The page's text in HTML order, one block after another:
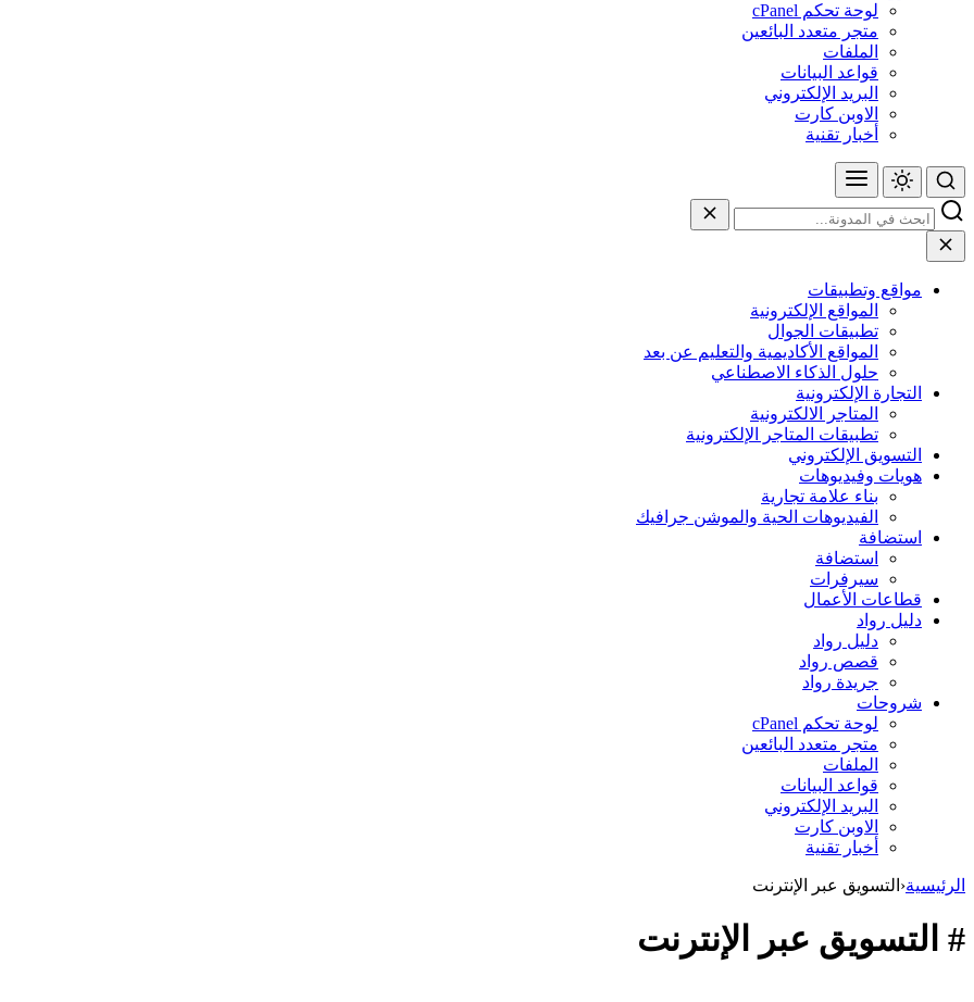
لوحة تحكم cPanel
متجر متعدد البائعين
الملفات
قواعد البيانات
البريد الإلكتروني
الاوبن كارت
أخبار تقنية
مواقع وتطبيقات
المواقع الإلكترونية
تطبيقات الجوال
المواقع الأكاديمية والتعليم عن بعد
حلول الذكاء الاصطناعي
التجارة الإلكترونية
المتاجر الالكترونية
تطبيقات المتاجر الإلكترونية
التسويق الإلكتروني
هويات وفيديوهات
بناء علامة تجارية
الفيديوهات الحية والموشن جرافيك
استضافة
استضافة
سيرفرات
قطاعات الأعمال
دليل رواد
دليل رواد
قصص رواد
جريدة رواد
شروحات
لوحة تحكم cPanel
متجر متعدد البائعين
الملفات
قواعد البيانات
البريد الإلكتروني
الاوبن كارت
أخبار تقنية
الرئيسية‹ التسويق عبر الإنترنت
# التسويق عبر الإنترنت